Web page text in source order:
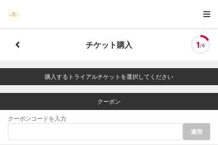
チケット購入 1 /6
購入するトライアルチケットを選択してください
クーポン
クーポンコードを入力
適用